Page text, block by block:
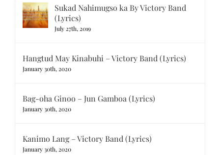
Sukad Nahimugso ka By Victory Band
(Lyrics)
July 27th, 2019
Hangtud May Kinabuhi – Victory Band (Lyrics)
January 30th, 2020
Bag-oha Ginoo – Jun Gamboa (Lyrics)
January 30th, 2020
Kanimo Lang – Victory Band (Lyrics)
January 30th, 2020